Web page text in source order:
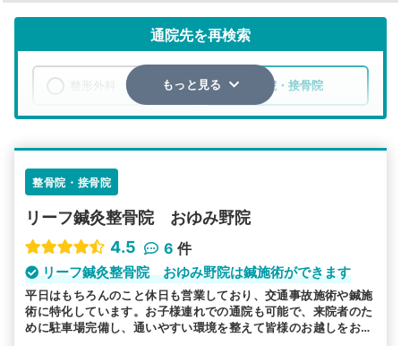
通院先を再検索
整骨院・接骨院
詳細条件で絞り込む
その他の検索方法
駅から探す 院名から探す
もっと見る
整骨院・接骨院
リーフ鍼灸整骨院 おゆみ野院
4.5
6 件
リーフ鍼灸整骨院 おゆみ野院は鍼施術ができます
平日はもちろんのこと休日も営業しており、交通事故施術や鍼施
術に特化しています。お子様連れでの通院も可能で、来院者のた
めに駐車場完備し、通いやすい環境を整えて皆様のお越しをお待